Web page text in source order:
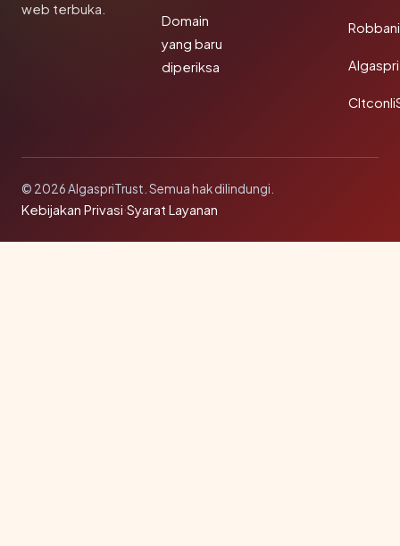
web terbuka.
Domain
yang baru
diperiksa
© 2026 AlgaspriTrust. Semua hak dilindungi.
Kebijakan Privasi·Syarat Layanan